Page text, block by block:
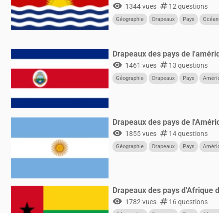
visibility 1344 vues numbers12 questions
Géographie Drapeaux Pays
Drapeaux des pays de
visibility 1461 vues numbers13 questions
Géographie Drapeaux Pays
Drapeaux des pays de
visibility 1855 vues numbers14 questions
Géographie Drapeaux Pays
Drapeaux des pays d'Afrique
visibility 1782 vues numbers16 questions